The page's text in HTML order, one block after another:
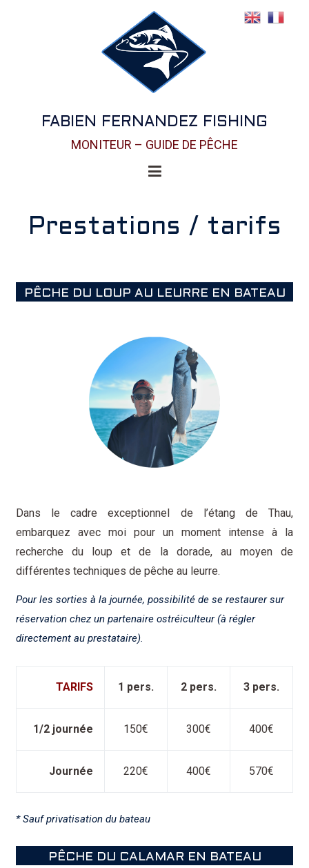
FABIEN FERNANDEZ FISHING
MONITEUR – GUIDE DE PÊCHE
Prestations / tarifs
PÊCHE DU LOUP AU LEURRE EN BATEAU
Dans le cadre exceptionnel de l’étang de Thau,
embarquez avec moi pour un moment intense à la
recherche du loup et de la dorade, au moyen de
différentes techniques de pêche au leurre.
Pour les sorties à la journée, possibilité de se restaurer sur
réservation chez un partenaire ostréiculteur (à régler
directement au prestataire).
TARIFS 1 pers. 2 pers. 3 pers.
1/2 journée 150€ 300€ 400€
Journée 220€ 400€ 570€
* Sauf privatisation du bateau
PÊCHE DU CALAMAR EN BATEAU